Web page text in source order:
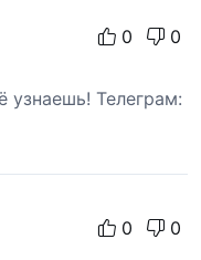
0 0
Телеграм:
0 0